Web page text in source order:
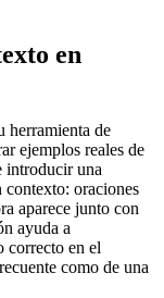
en
herramienta de
ejemplos reales de
introducir una
contexto: oraciones
aparece junto con
ayuda a
correcto en el
como de una